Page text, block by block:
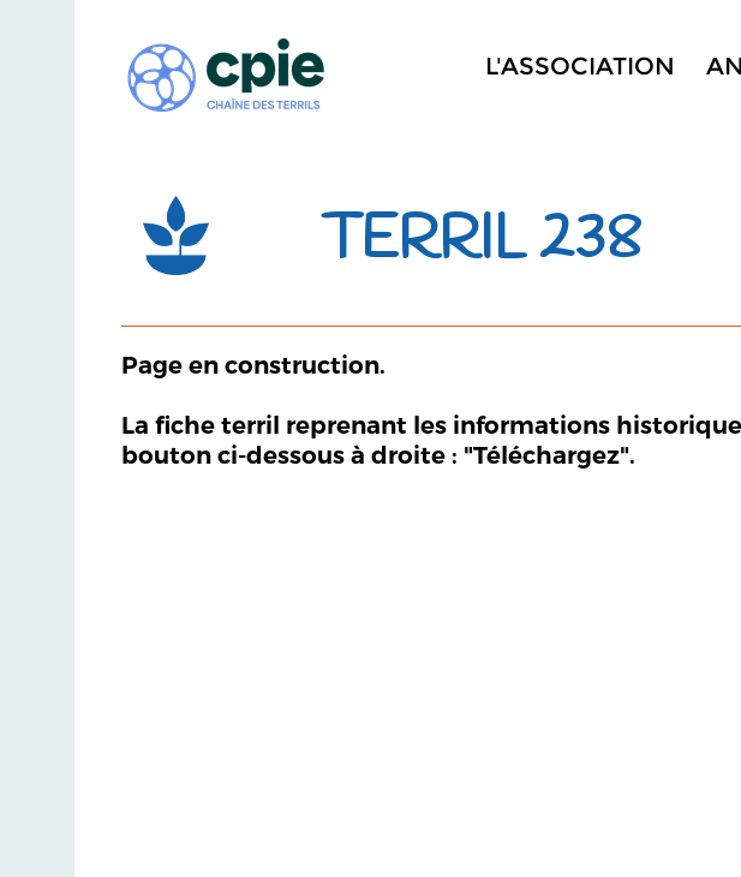
L'ASSOCIATION
TERRIL 238
Page en construction.
La fiche terril reprenant les informations
bouton ci-dessous à droite : "Téléchargez".